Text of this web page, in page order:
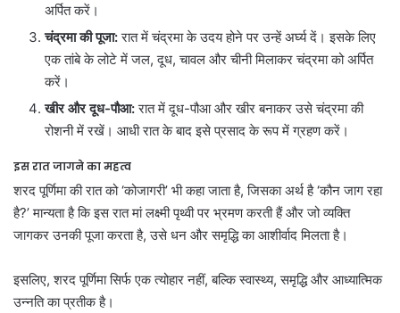
अर्पित करें।
चंद्रमा की पूजा:रात में चंद्रमा के उदय होने पर उन्हें अर्घ्य दें। इसके लिए
एक तांबे के लोटे में जल, दूध, चावल और चीनी मिलाकर चंद्रमा को अर्पित
करें।
खीर और दूध-पौआ:रात में दूध-पौआ और खीर बनाकर उसे चंद्रमा की
रोशनी में रखें। आधी रात के बाद इसे प्रसाद के रूप में ग्रहण करें।
इस रात जागने का महत्व
शरद पूर्णिमा की रात को ‘कोजागरी’ भी कहा जाता है, जिसका अर्थ है ‘कौन जाग रहा
है?’ मान्यता है कि इस रात मां लक्ष्मी पृथ्वी पर भ्रमण करती हैं और जो व्यक्ति
जागकर उनकी पूजा करता है, उसे धन और समृद्धि का आशीर्वाद मिलता है।
इसलिए, शरद पूर्णिमा सिर्फ एक त्योहार नहीं, बल्कि स्वास्थ्य, समृद्धि और आध्यात्मिक
उन्नति का प्रतीक है।